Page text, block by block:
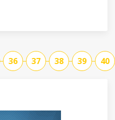
36 37 38 39 40